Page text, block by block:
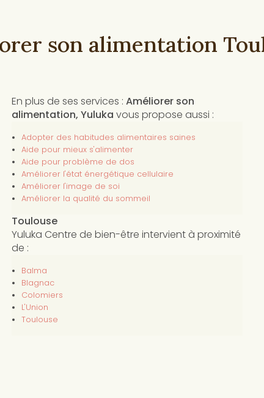
son alimentation
En plus de ses services : Améliorer son
alimentation, Yuluka vous propose aussi :
Adopter des habitudes alimentaires saines
Aide pour mieux s'alimenter
Aide pour problème de dos
Améliorer l'état énergétique cellulaire
Améliorer l'image de soi
Améliorer la qualité du sommeil
Toulouse
Yuluka Centre de bien-être intervient à proximité
de :
Balma
Blagnac
Colomiers
L'Union
Toulouse